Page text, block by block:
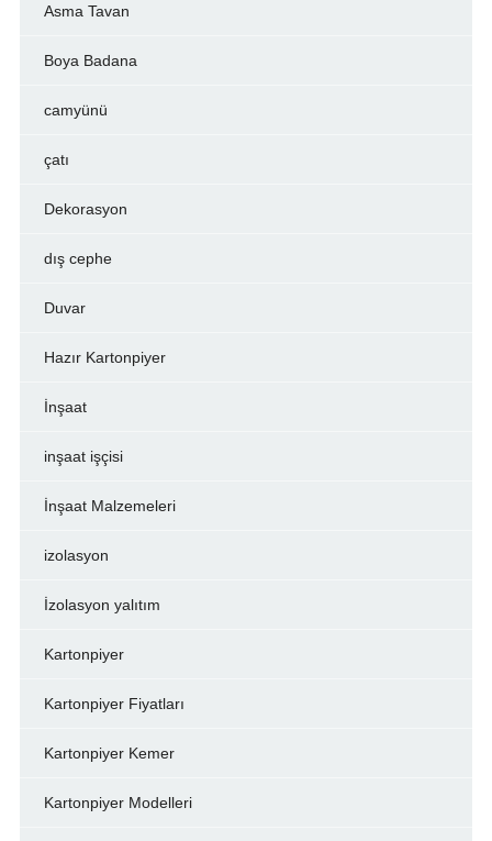
Asma Tavan
Boya Badana
camyünü
çatı
Dekorasyon
dış cephe
Duvar
Hazır Kartonpiyer
İnşaat
inşaat işçisi
İnşaat Malzemeleri
izolasyon
İzolasyon yalıtım
Kartonpiyer
Kartonpiyer Fiyatları
Kartonpiyer Kemer
Kartonpiyer Modelleri